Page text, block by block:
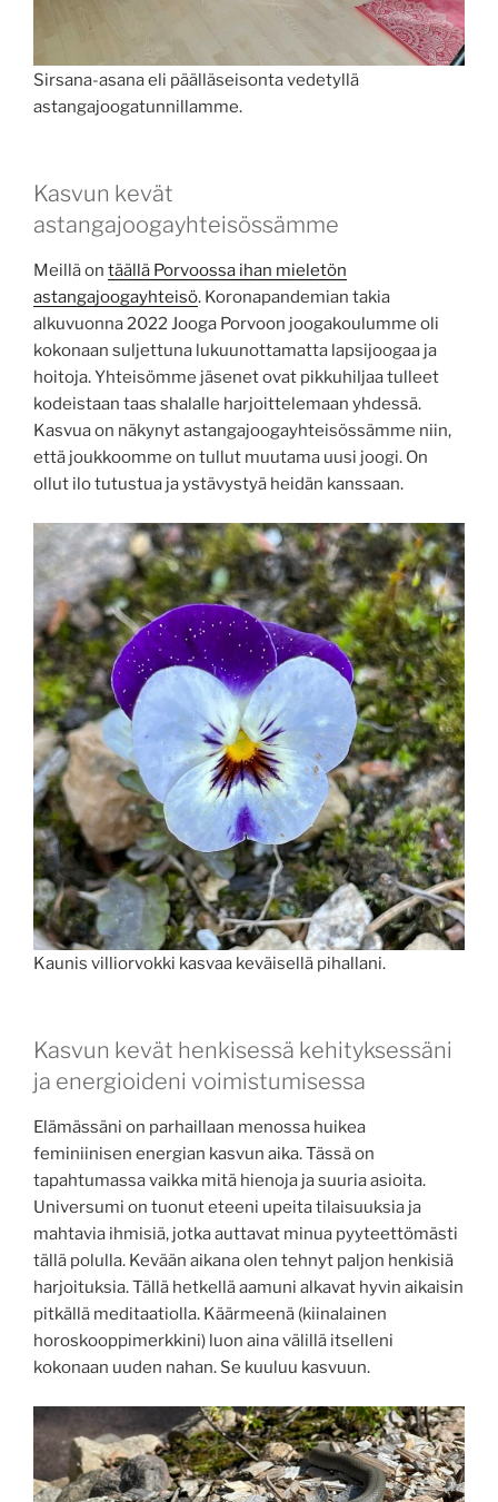
Sirsana-asana eli päälläseisonta vedetyllä
astangajoogatunnillamme.
Kasvun kevät
astangajoogayhteisössämme
Meillä on täällä Porvoossa ihan mieletön
astangajoogayhteisö. Koronapandemian takia
alkuvuonna 2022 Jooga Porvoon joogakoulumme oli
kokonaan suljettuna lukuunottamatta lapsijoogaa ja
hoitoja. Yhteisömme jäsenet ovat pikkuhiljaa tulleet
kodeistaan taas shalalle harjoittelemaan yhdessä.
Kasvua on näkynyt astangajoogayhteisössämme niin,
että joukkoomme on tullut muutama uusi joogi. On
ollut ilo tutustua ja ystävystyä heidän kanssaan.
Kaunis villiorvokki kasvaa keväisellä pihallani.
Kasvun kevät henkisessä kehityksessäni
ja energioideni voimistumisessa
Elämässäni on parhaillaan menossa huikea
feminiinisen energian kasvun aika. Tässä on
tapahtumassa vaikka mitä hienoja ja suuria asioita.
Universumi on tuonut eteeni upeita tilaisuuksia ja
mahtavia ihmisiä, jotka auttavat minua pyyteettömästi
tällä polulla. Kevään aikana olen tehnyt paljon henkisiä
harjoituksia. Tällä hetkellä aamuni alkavat hyvin aikaisin
pitkällä meditaatiolla. Käärmeenä (kiinalainen
horoskooppimerkkini) luon aina välillä itselleni
kokonaan uuden nahan. Se kuuluu kasvuun.